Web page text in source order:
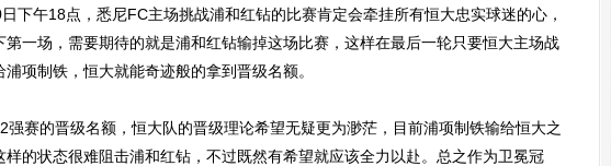
午18点，悉尼FC主场挑战浦和红钻的比赛肯定会牵挂所有恒大忠实球迷的心，
第一场，需要期待的就是浦和红钻输掉这场比赛，这样在最后一轮只要恒大主场战
项制铁，恒大就能奇迹般的拿到晋级名额。
的晋级名额，恒大队的晋级理论希望无疑更为渺茫，目前浦项制铁输给恒大之
样的状态很难阻击浦和红钻，不过既然有希望就应该全力以赴。总之作为卫冕冠